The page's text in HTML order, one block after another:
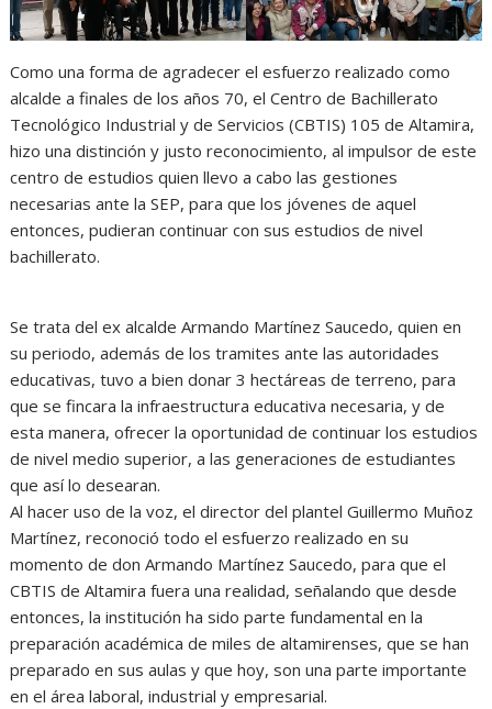
Como una forma de agradecer el esfuerzo realizado como
alcalde a finales de los años 70, el Centro de Bachillerato
Tecnológico Industrial y de Servicios (CBTIS) 105 de Altamira,
hizo una distinción y justo reconocimiento, al impulsor de este
centro de estudios quien llevo a cabo las gestiones
necesarias ante la SEP, para que los jóvenes de aquel
entonces, pudieran continuar con sus estudios de nivel
bachillerato.
Se trata del ex alcalde Armando Martínez Saucedo, quien en
su periodo, además de los tramites ante las autoridades
educativas, tuvo a bien donar 3 hectáreas de terreno, para
que se fincara la infraestructura educativa necesaria, y de
esta manera, ofrecer la oportunidad de continuar los estudios
de nivel medio superior, a las generaciones de estudiantes
que así lo desearan.
Al hacer uso de la voz, el director del plantel Guillermo Muñoz
Martínez, reconoció todo el esfuerzo realizado en su
momento de don Armando Martínez Saucedo, para que el
CBTIS de Altamira fuera una realidad, señalando que desde
entonces, la institución ha sido parte fundamental en la
preparación académica de miles de altamirenses, que se han
preparado en sus aulas y que hoy, son una parte importante
en el área laboral, industrial y empresarial.